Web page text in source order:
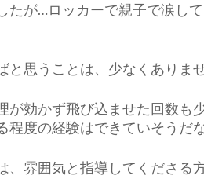
が…ロッカーで親子で涙し
思うことは、少なくありませ
効かず飛び込ませた回数も
度の経験はできていそうだ
雰囲気と指導してくださる